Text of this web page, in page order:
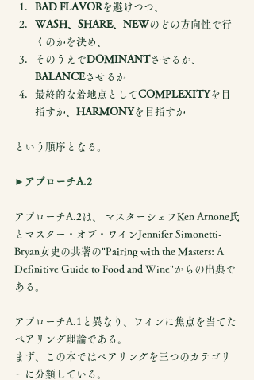
BAD FLAVORを避けつつ、
WASH、SHARE、NEWのどの方向性で行
くのかを決め、
そのうえでDOMINANTさせるか、
BALANCEさせるか
最終的な着地点としてCOMPLEXITYを目
指すか、 HARMONYを目指すか
という順序となる。
►アプローチA.2
アプローチA.2は、 マスターシェフKen Arnone氏
とマスター・オブ・ワインJennifer Simonetti-
Bryan女史の共著の"Pairing with the Masters: A
Definitive Guide to Food and Wine"からの出典で
ある。
アプローチA.1と異なり、ワインに焦点を当てた
ペアリング理論である。
まず、この本ではペアリングを三つのカテゴリ
ーに分類している。